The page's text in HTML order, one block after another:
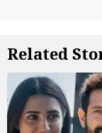
Related